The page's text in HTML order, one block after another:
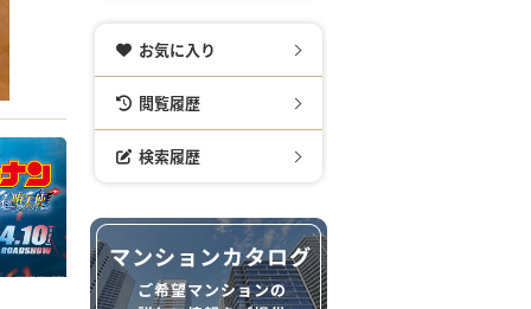
お気に入り
閲覧履歴
検索履歴